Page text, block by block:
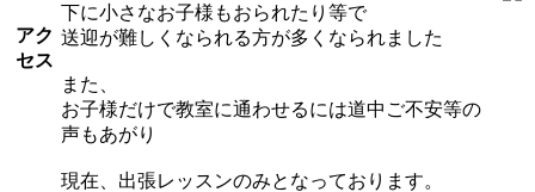
アク
セス
下に小さなお子様もおられたり等で
送迎が難しくなられる方が多くなられました
また、
お子様だけで教室に通わせるには道中ご不安等の
声もあがり
現在、出張レッスンのみとなっております。